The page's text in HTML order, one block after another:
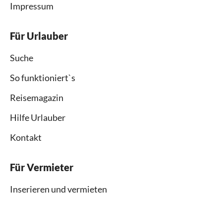
Impressum
Für Urlauber
Suche
So funktioniert`s
Reisemagazin
Hilfe Urlauber
Kontakt
Für Vermieter
Inserieren und vermieten